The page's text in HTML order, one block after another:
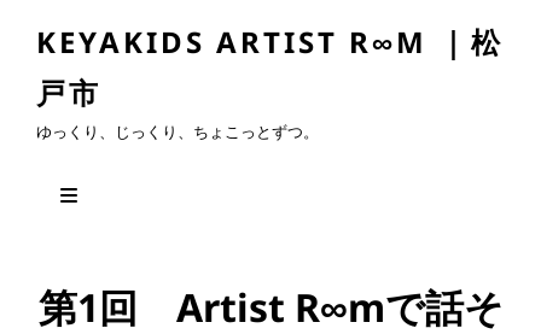
KEYAKIDS ARTIST R∞M ｜松
戸市
ゆっくり、じっくり、ちょこっとずつ。
第1回 Artist R∞mで話そ